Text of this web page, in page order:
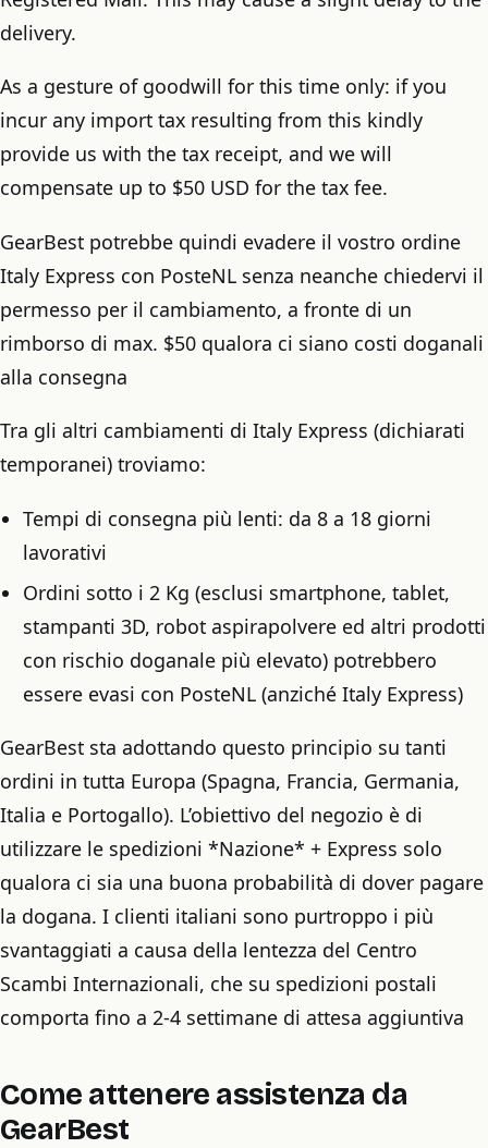
delivery.
As a gesture of goodwill for this time only: if you
incur any import tax resulting from this kindly
provide us with the tax receipt, and we will
compensate up to $50 USD for the tax fee.
GearBest potrebbe quindi evadere il vostro ordine
Italy Express con PosteNL senza neanche chiedervi il
permesso per il cambiamento, a fronte di un
rimborso di max. $50 qualora ci siano costi doganali
alla consegna
Tra gli altri cambiamenti di Italy Express (dichiarati
temporanei) troviamo:
Tempi di consegna più lenti: da 8 a 18 giorni
lavorativi
Ordini sotto i 2 Kg (esclusi smartphone, tablet,
stampanti 3D, robot aspirapolvere ed altri prodotti
con rischio doganale più elevato) potrebbero
essere evasi con PosteNL (anziché Italy Express)
GearBest sta adottando questo principio su tanti
ordini in tutta Europa (Spagna, Francia, Germania,
Italia e Portogallo). L’obiettivo del negozio è di
utilizzare le spedizioni *Nazione* + Express solo
qualora ci sia una buona probabilità di dover pagare
la dogana. I clienti italiani sono purtroppo i più
svantaggiati a causa della lentezza del Centro
Scambi Internazionali, che su spedizioni postali
comporta fino a 2-4 settimane di attesa aggiuntiva
Come attenere assistenza da
GearBest